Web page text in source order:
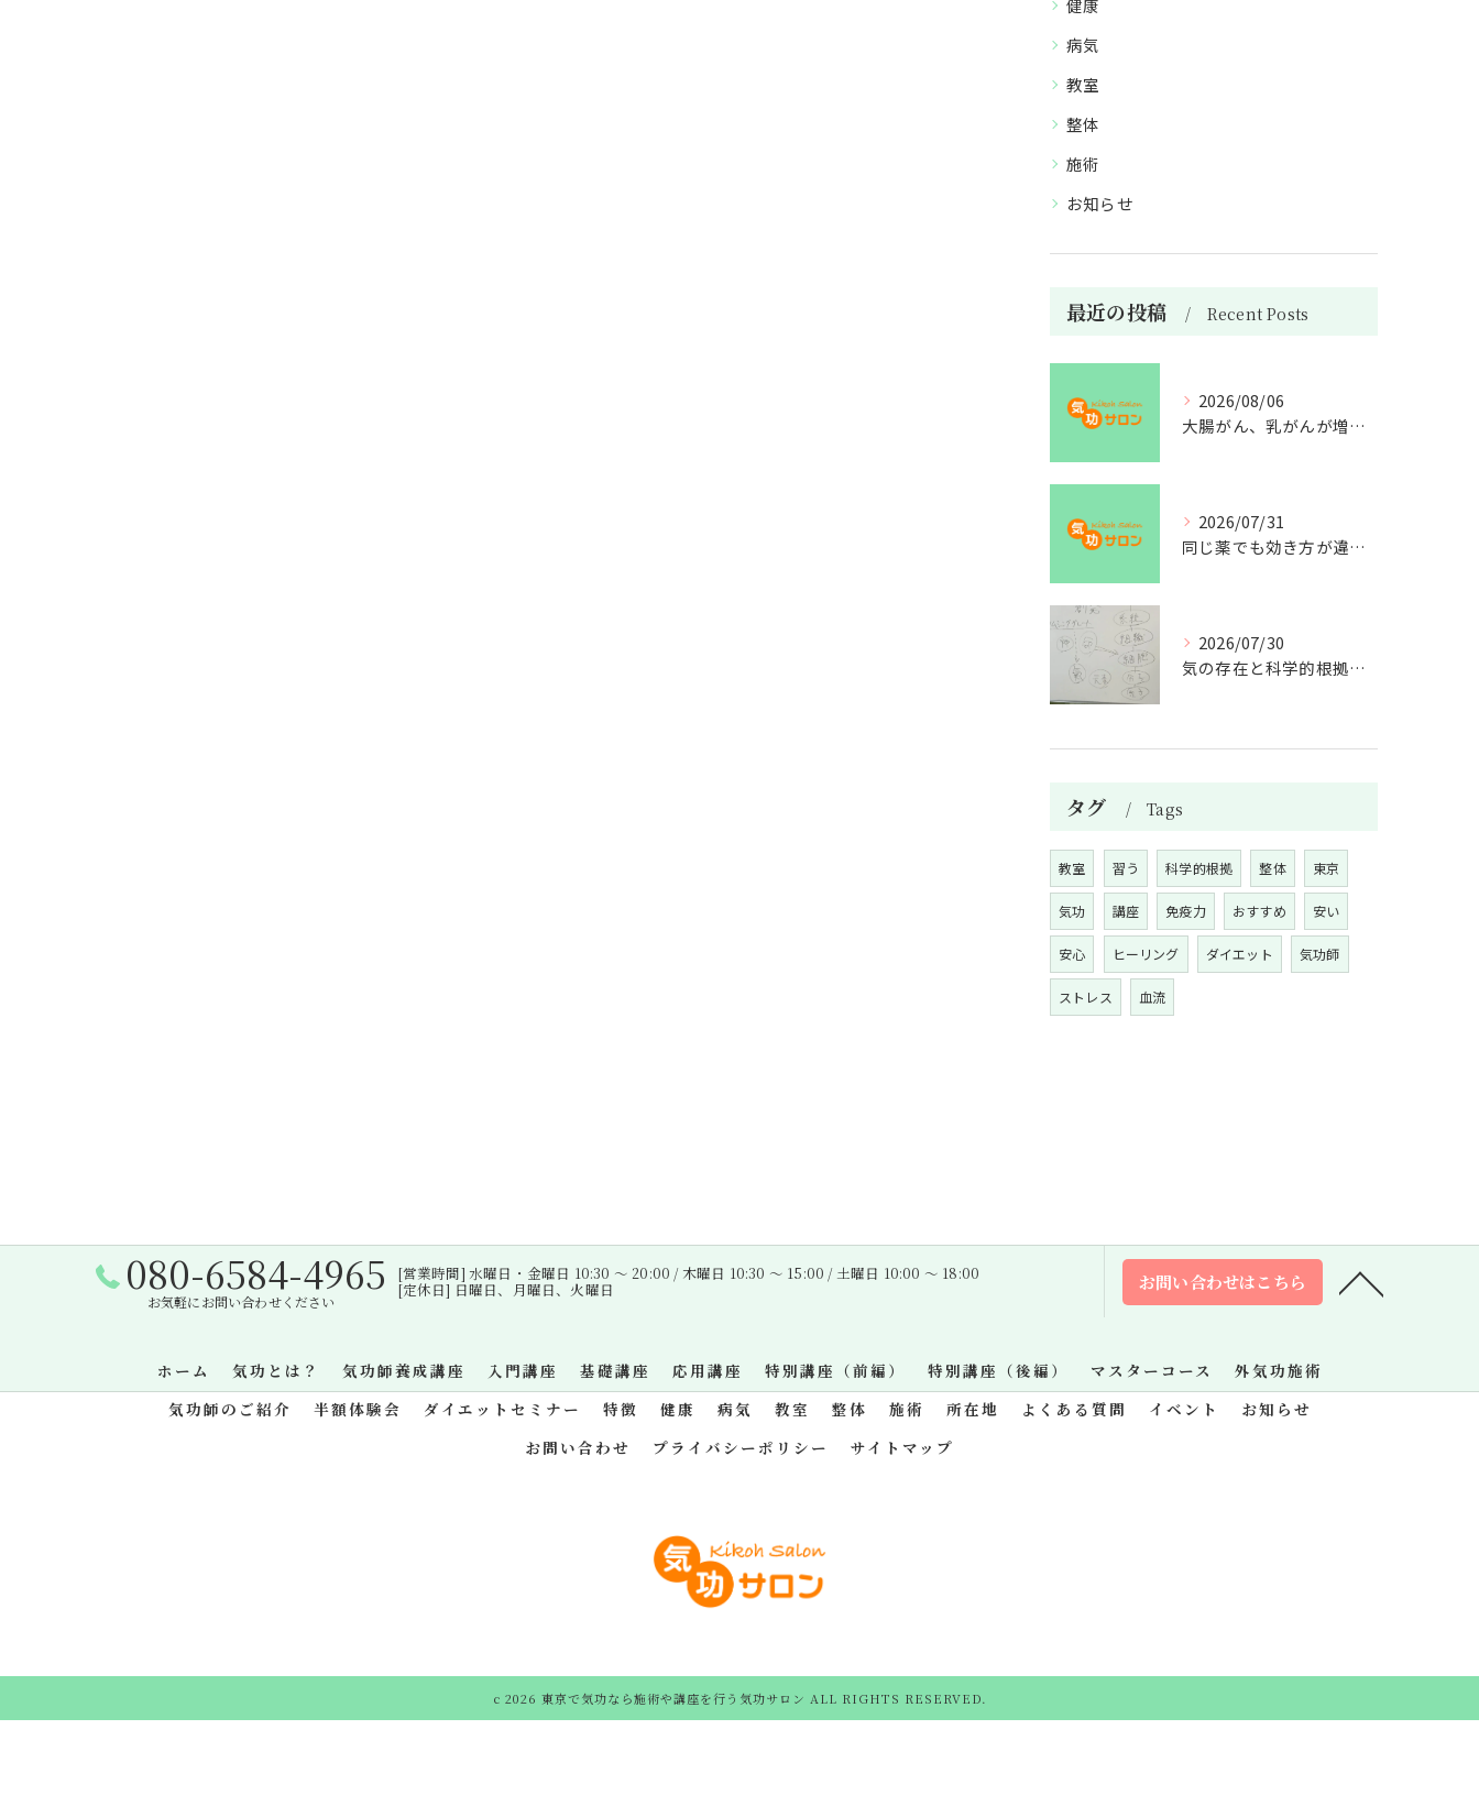
健康
病気
教室
整体
施術
お知らせ
最近の投稿 Recent Posts
2026/08/06
大腸がん、乳がんが増えた理由
2026/07/31
同じ薬でも効き方が違う？
2026/07/30
気の存在と科学的根拠の授業
タグ Tags
教室 習う 科学的根拠 整体 東京
気功 講座 免疫力 おすすめ 安い
安心 ヒーリング ダイエット 気功師
ストレス 血流
080-6584-4965
お気軽にお問い合わせください
[営業時間] 水曜日・金曜日 10:30 〜 20:00 / 木曜日 10:30 〜 15:00 / 土曜日 10:00 〜 18:00
[定休日] 日曜日、月曜日、火曜日
お問い合わせはこちら
ホーム 気功とは？ 気功師養成講座 入門講座 基礎講座 応用講座 特別講座（前編） 特別講座（後編） マスターコース
外気功施術
気功師のご紹介
半額体験会 ダイエットセミナー 特徴 健康 病気 教室 整体 施術 所在地 よくある質問 イベント
お知らせ
お問い合わせ
プライバシーポリシー サイトマップ
c 2026 東京で気功なら施術や講座を行う気功サロン ALL RIGHTS RESERVED.